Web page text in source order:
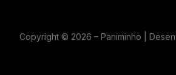
Copyright © 2026 – Paniminho |